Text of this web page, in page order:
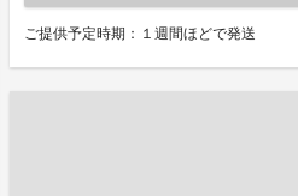
ご提供予定時期：１週間ほどで発送